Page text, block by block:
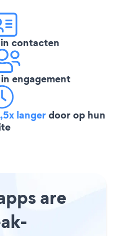
in contacten
in engagement
langerdoor op hun
are